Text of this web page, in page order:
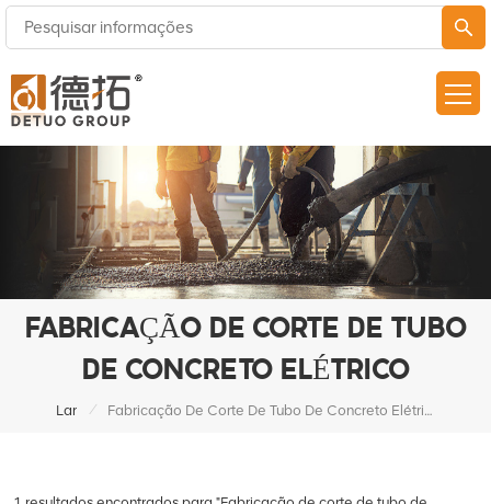
FABRICAÇÃO DE CORTE DE TUBO
DE CONCRETO ELÉTRICO
Lar / Fabricação De Corte De Tubo De Concreto Elétrico